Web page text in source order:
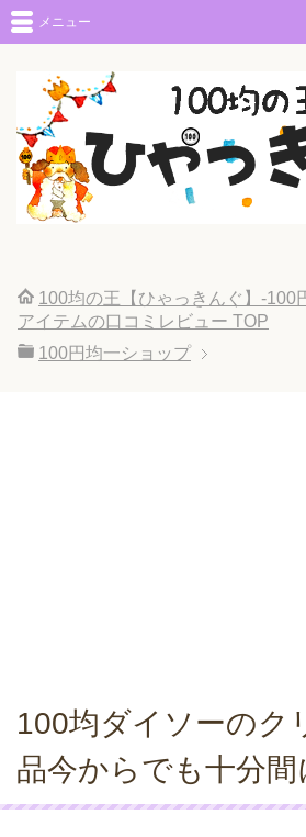
メニュー
100均の王【ひゃっきんぐ】-100
アイテムの口コミレビュー TOP
100円均一ショップ
100均ダイソーのク
品今からでも十分